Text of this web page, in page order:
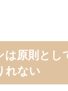
は原則とし
れない